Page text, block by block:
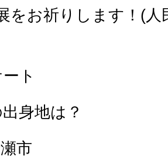
をお祈りします！(
ト
身地は？
市